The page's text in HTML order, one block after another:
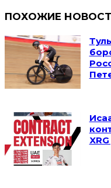
ПОХОЖИЕ